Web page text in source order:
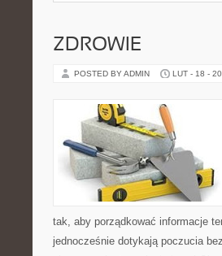
ZDROWIE
POSTED BY ADMIN LUT - 18 -
tak, aby porządkować informacje
jednocześnie dotykają poczucia